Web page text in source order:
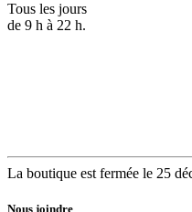
Tous les jours
de 9 h à 22 h.
La boutique est fermée le 25
Nous joindre